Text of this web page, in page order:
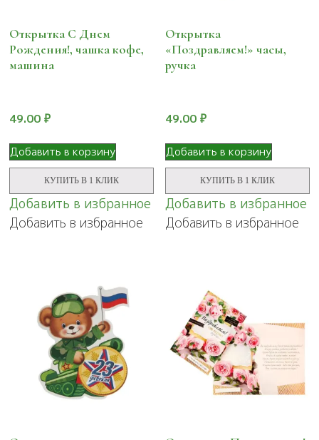
Открытка С Днем
Рождения!, чашка кофе,
машина
49.00 ₽
Добавить в корзину
КУПИТЬ В 1 КЛИК
Добавить в избранное
Добавить в избранное
Открытка
«Поздравляем!» часы,
ручка
49.00₽
Добавить в корзину
КУПИТЬ В 1 КЛИК
Добавить в избранное
Добавить в избранное